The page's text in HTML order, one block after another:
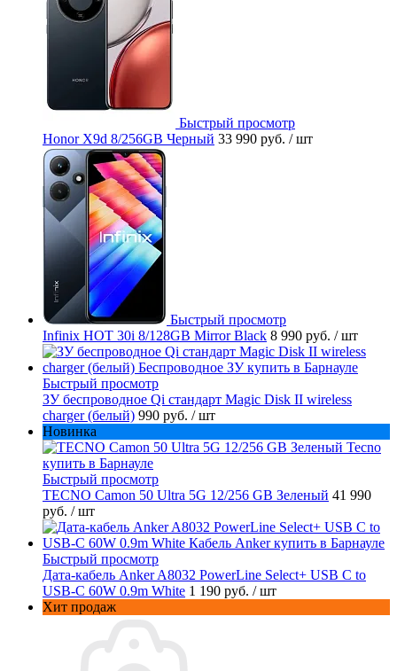
Быстрый просмотр
Honor X9d 8/256GB Черный 33 990 руб. / шт
Быстрый просмотр
Infinix HOT 30i 8/128GB Mirror Black 8 990 руб. / шт
Быстрый просмотр
ЗУ беспроводное Qi стандарт Magic Disk II wireless
charger (белый) 990 руб. / шт
Новинка
Быстрый просмотр
TECNO Camon 50 Ultra 5G 12/256 GB Зеленый 41 990
руб. / шт
Быстрый просмотр
Дата-кабель Anker A8032 PowerLine Select+ USB C to
USB-C 60W 0.9m White 1 190 руб. / шт
Хит продаж